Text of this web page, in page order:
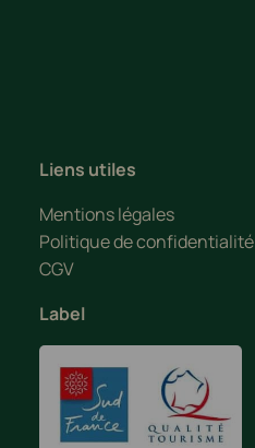
Liens utiles
Mentions légales
Politique de confidentialité
CGV
Label